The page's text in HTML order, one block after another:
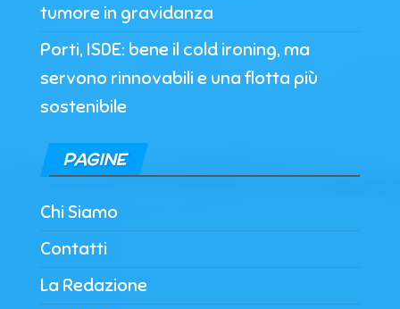
tumore in gravidanza
Porti, ISDE: bene il cold ironing, ma
servono rinnovabili e una flotta più
sostenibile
PAGINE
Chi Siamo
Contatti
La Redazione